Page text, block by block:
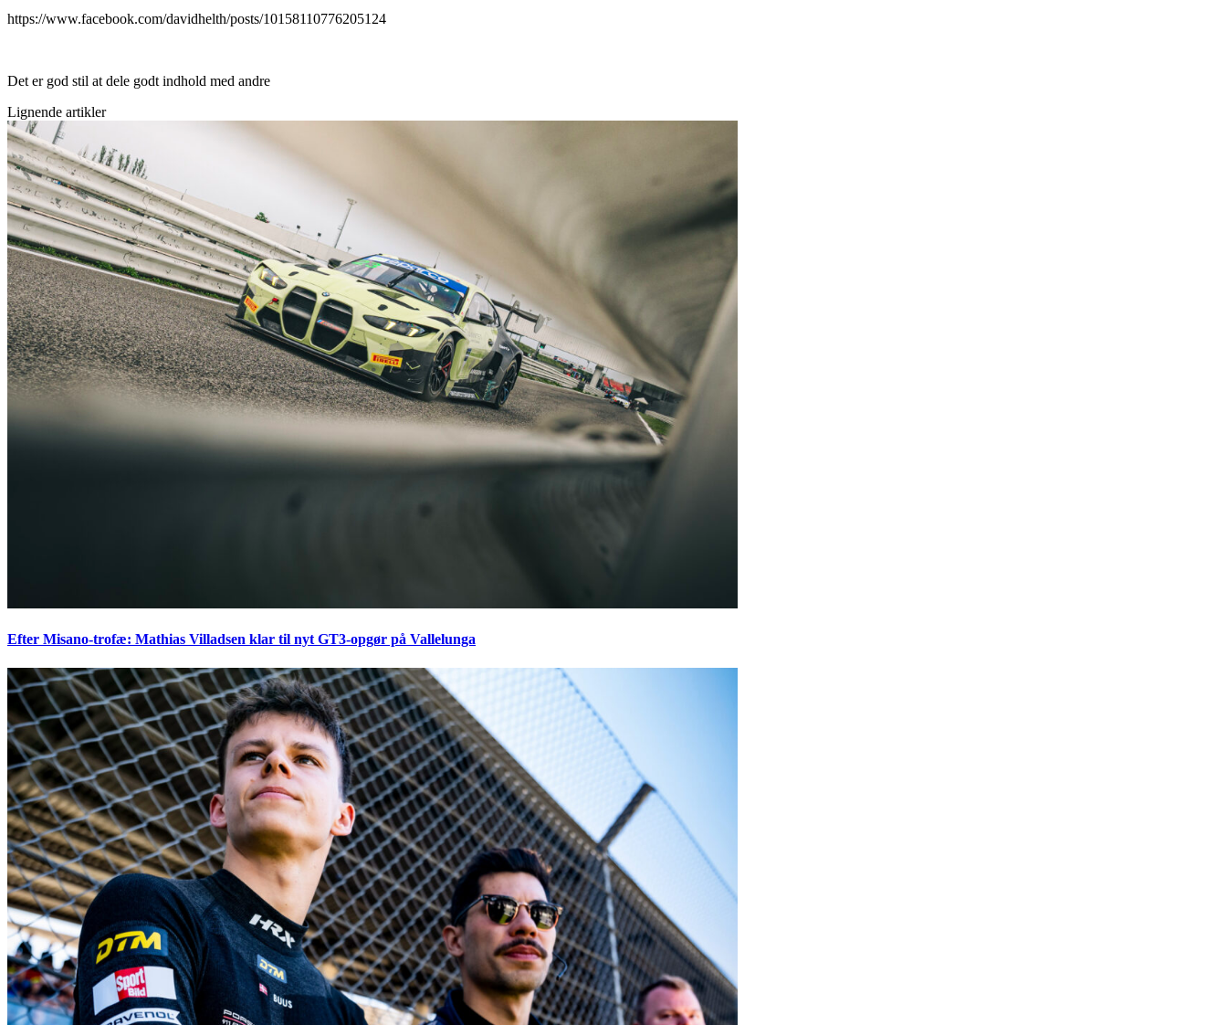
https://www.facebook.com/davidhelth/posts/10158110776205124
Det er god stil at dele godt indhold med andre
Lignende artikler
Efter Misano-trofæ: Mathias Villadsen klar til nyt GT3-opgør på Vallelunga